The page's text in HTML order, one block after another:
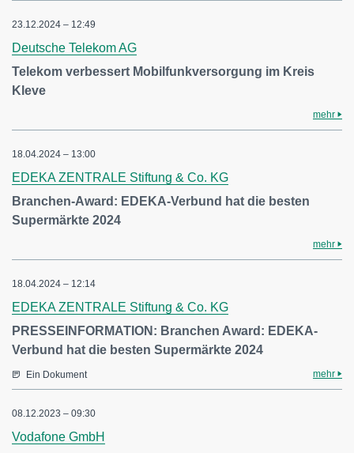
23.12.2024 – 12:49
Deutsche Telekom AG
Telekom verbessert Mobilfunkversorgung im Kreis
Kleve
mehr
18.04.2024 – 13:00
EDEKA ZENTRALE Stiftung & Co. KG
Branchen-Award: EDEKA-Verbund hat die besten
Supermärkte 2024
mehr
18.04.2024 – 12:14
EDEKA ZENTRALE Stiftung & Co. KG
PRESSEINFORMATION: Branchen Award: EDEKA-
Verbund hat die besten Supermärkte 2024
Ein Dokument mehr
08.12.2023 – 09:30
Vodafone GmbH